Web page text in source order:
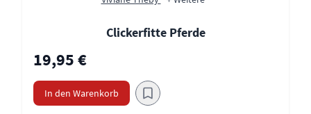
Clickerfitte Pferde
19,95 €
In den Warenkorb